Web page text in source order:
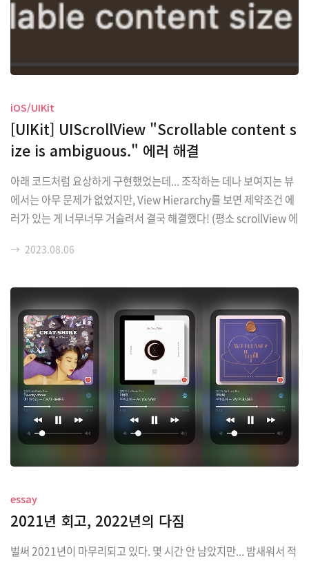
iOS/UIKit
[UIKit] UIScrollView "Scrollable content s
ize is ambiguous." 에러 해결
아래 코드처럼 요상하게 구현했었는데... 조작하는 데나 보여지는 뷰
에서는 아무 문제가 없었지만, View Hierarchy를 보면 제약조건 에
러가 있는 게 너무너무 거슬려서 결국 해결했다! (평소 scrollView 에
인터랙션이 다 가능하긴 했음.) 원래 코드 (SnapKit 사용) self.view.
tentView) self.contentView.addSubviews([infoTitleLabel, p
rofileInfoView, tagTitleLabel, tagCollectionView, emailTitle
Label, emailButto..
→ 2023.08.06
essay
2021년 회고, 2022년의 다짐
벌써 2021년이 마무리되고 있다. 몇 시간 안 남았지만... 밤새워서 적